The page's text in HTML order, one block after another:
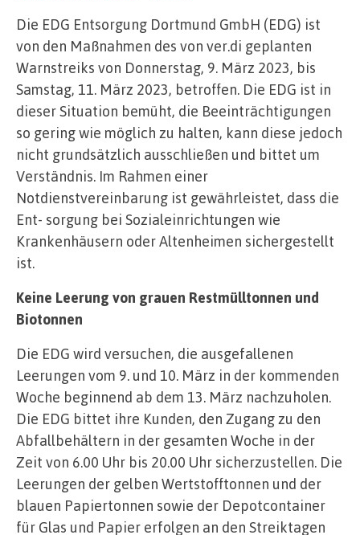
Die EDG Entsorgung Dortmund GmbH (EDG) ist
von den Maßnahmen des von ver.di geplanten
Warnstreiks von Donnerstag, 9. März 2023, bis
Samstag, 11. März 2023, betroffen. Die EDG ist in
dieser Situation bemüht, die Beeinträchtigungen
so gering wie möglich zu halten, kann diese jedoch
nicht grundsätzlich ausschließen und bittet um
Verständnis. Im Rahmen einer
Notdienstvereinbarung ist gewährleistet, dass die
Ent- sorgung bei Sozialeinrichtungen wie
Krankenhäusern oder Altenheimen sichergestellt
ist.
Keine Leerung von grauen Restmülltonnen und
Biotonnen
Die EDG wird versuchen, die ausgefallenen
Leerungen vom 9. und 10. März in der kommenden
Woche beginnend ab dem 13. März nachzuholen.
Die EDG bittet ihre Kunden, den Zugang zu den
Abfallbehältern in der gesamten Woche in der
Zeit von 6.00 Uhr bis 20.00 Uhr sicherzustellen. Die
Leerungen der gelben Wertstofftonnen und der
blauen Papiertonnen sowie der Depotcontainer
für Glas und Papier erfolgen an den Streiktagen